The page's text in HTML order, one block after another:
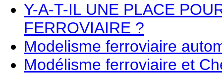
Y-A-T-IL UNE PLACE
FERROVIAIRE ?
Modelisme ferroviaire
Modélisme ferroviaire et